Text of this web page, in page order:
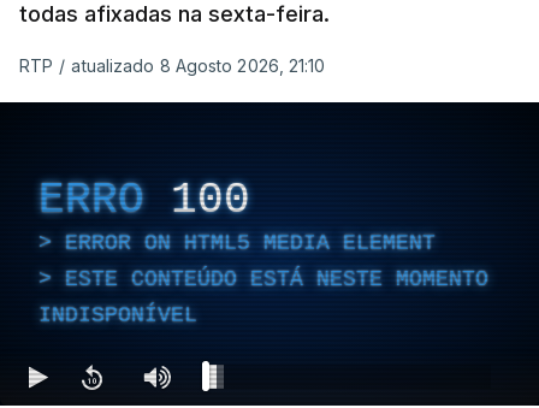
todas afixadas na sexta-feira.
RTP / atualizado 8 Agosto 2026, 21:10
ERRO 100
ERROR ON HTML5 MEDIA ELEMENT
ESTE CONTEÚDO ESTÁ NESTE MOMENTO
INDISPONÍVEL